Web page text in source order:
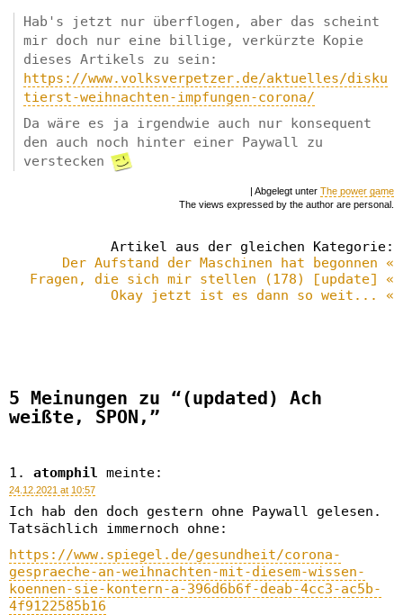
Hab's jetzt nur überflogen, aber das scheint
mir doch nur eine billige, verkürzte Kopie
dieses Artikels zu sein:
https://www.volksverpetzer.de/aktuelles/disku
tierst-weihnachten-impfungen-corona/
Da wäre es ja irgendwie auch nur konsequent
den auch noch hinter einer Paywall zu
verstecken
| Abgelegt unter The power game
The views expressed by the author are personal.
Artikel aus der gleichen Kategorie:
Der Aufstand der Maschinen hat begonnen «
Fragen, die sich mir stellen (178) [update] «
Okay jetzt ist es dann so weit... «
5 Meinungen zu “(updated) Ach
weißte, SPON,”
atomphil meinte:
24.12.2021 at 10:57
Ich hab den doch gestern ohne Paywall gelesen.
Tatsächlich immernoch ohne:
https://www.spiegel.de/gesundheit/corona-
gespraeche-an-weihnachten-mit-diesem-wissen-
koennen-sie-kontern-a-396d6b6f-deab-4cc3-ac5b-
4f9122585b16